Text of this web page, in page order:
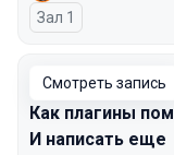
Зал 1
Смотреть запись
Как плагины
И написать еще